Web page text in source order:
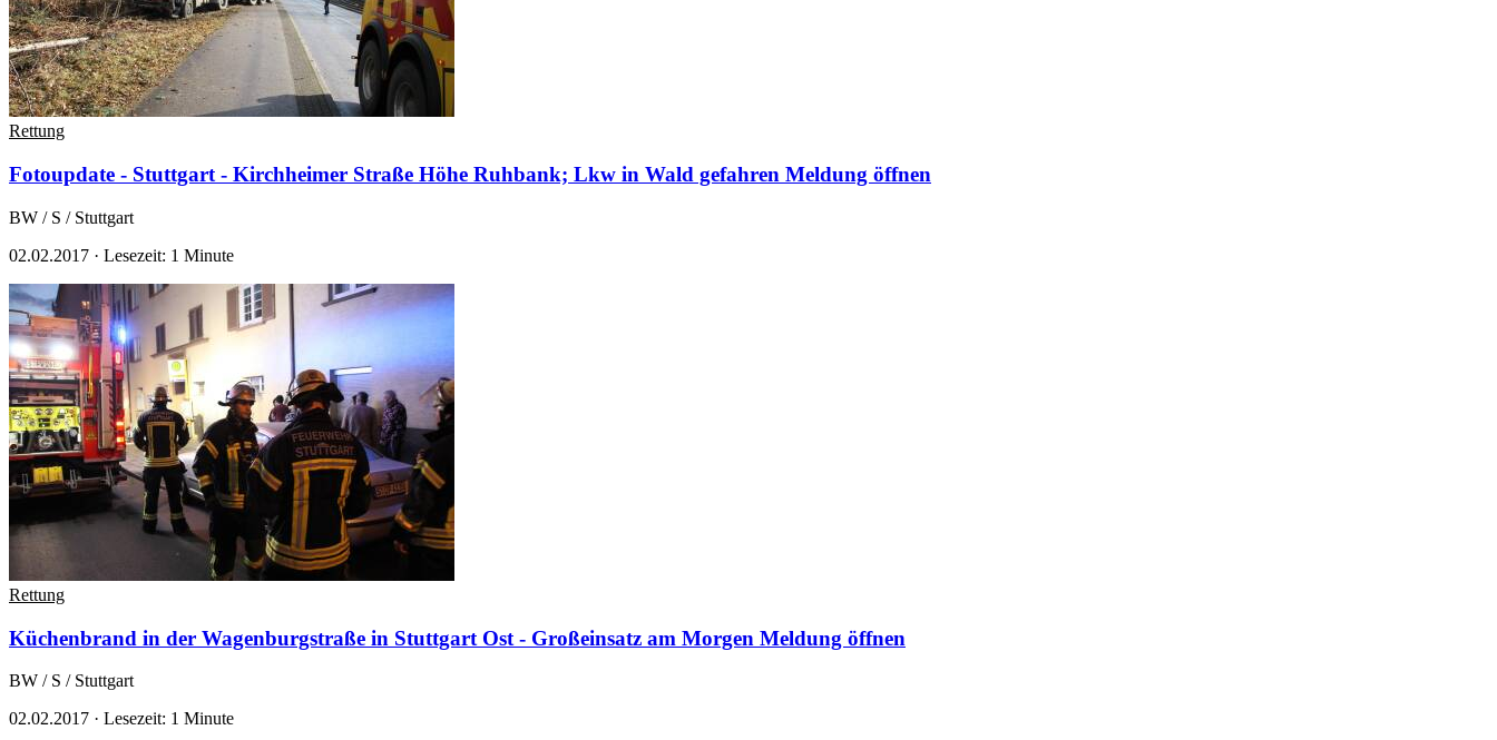
Rettung
Fotoupdate - Stuttgart - Kirchheimer Straße Höhe Ruhbank; Lkw in Wald gefahren Meldung öffnen
BW / S / Stuttgart
02.02.2017 · Lesezeit: 1 Minute
Rettung
Küchenbrand in der Wagenburgstraße in Stuttgart Ost - Großeinsatz am Morgen Meldung öffnen
BW / S / Stuttgart
02.02.2017 · Lesezeit: 1 Minute